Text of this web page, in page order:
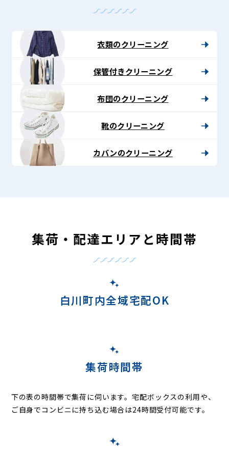
ト〉
衣類のクリーニング
保管付きクリーニング
布団のクリーニング
靴のクリーニング
カバンのクリーニング
集荷・配達エリアと時間帯
白川町内全域宅配OK
集荷時間帯
下の表の時間帯で集荷に伺います。宅配ボックスの利用や、
ご自身でコンビニに持ち込む場合は24時間受付可能です。